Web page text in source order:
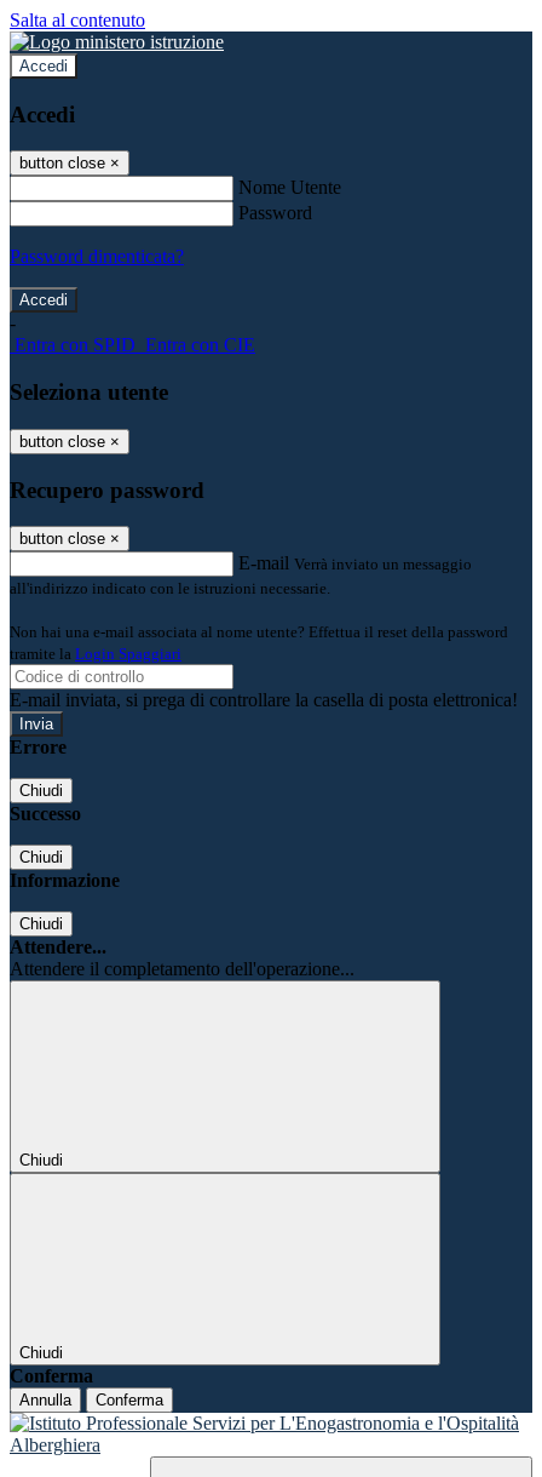
Salta al contenuto
Accedi
Accedi
button close ×
Nome Utente
Password
Password dimenticata?
-
Entra con SPID Entra con CIE
Seleziona utente
button close ×
Recupero password
button close ×
E-mail Verrà inviato un messaggio
all'indirizzo indicato con le istruzioni necessarie.
Non hai una e-mail associata al nome utente? Effettua il reset della password
tramite la Login Spaggiari
E-mail inviata, si prega di controllare la casella di posta elettronica!
Errore
Chiudi
Successo
Chiudi
Informazione
Chiudi
Attendere...
Attendere il completamento dell'operazione...
Chiudi
Chiudi
Conferma
Annulla Conferma